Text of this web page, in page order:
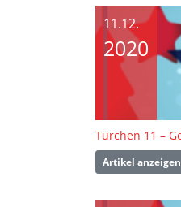
11.12.
2020
Türchen 11 –
Artikel anzeigen